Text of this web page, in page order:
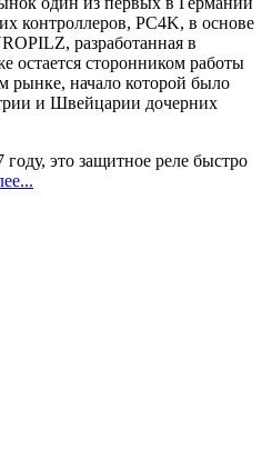
контроллеров, PC4K, в основе
разработанная в
остается сторонником работы
рынке, начало которой было
и Швейцарии дочерних
это защитное реле быстро